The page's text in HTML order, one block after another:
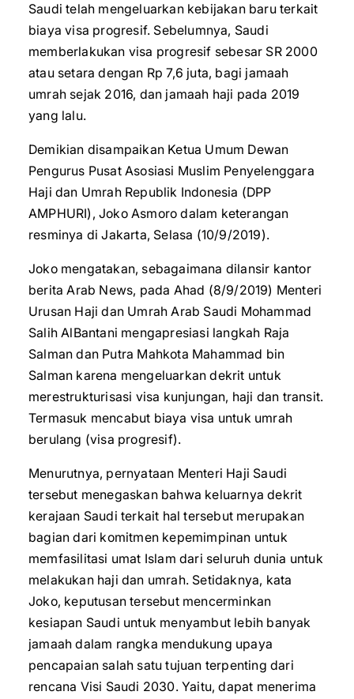
Saudi telah mengeluarkan kebijakan baru terkait
biaya visa progresif. Sebelumnya, Saudi
memberlakukan visa progresif sebesar SR 2000
atau setara dengan Rp 7,6 juta, bagi jamaah
umrah sejak 2016, dan jamaah haji pada 2019
yang lalu.
Demikian disampaikan Ketua Umum Dewan
Pengurus Pusat Asosiasi Muslim Penyelenggara
Haji dan Umrah Republik Indonesia (DPP
AMPHURI), Joko Asmoro dalam keterangan
resminya di Jakarta, Selasa (10/9/2019).
Joko mengatakan, sebagaimana dilansir kantor
berita Arab News, pada Ahad (8/9/2019) Menteri
Urusan Haji dan Umrah Arab Saudi Mohammad
Salih AlBantani mengapresiasi langkah Raja
Salman dan Putra Mahkota Mahammad bin
Salman karena mengeluarkan dekrit untuk
merestrukturisasi visa kunjungan, haji dan transit.
Termasuk mencabut biaya visa untuk umrah
berulang (visa progresif).
Menurutnya, pernyataan Menteri Haji Saudi
tersebut menegaskan bahwa keluarnya dekrit
kerajaan Saudi terkait hal tersebut merupakan
bagian dari komitmen kepemimpinan untuk
memfasilitasi umat Islam dari seluruh dunia untuk
melakukan haji dan umrah. Setidaknya, kata
Joko, keputusan tersebut mencerminkan
kesiapan Saudi untuk menyambut lebih banyak
jamaah dalam rangka mendukung upaya
pencapaian salah satu tujuan terpenting dari
rencana Visi Saudi 2030. Yaitu, dapat menerima